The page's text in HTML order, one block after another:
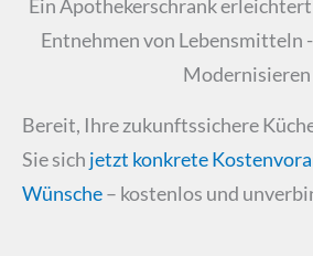
Ein Apothekerschrank
Entnehmen von Lebensmitteln
Modernisieren
Bereit, Ihre zukunftssichere
Sie sich jetzt konkrete
Wünsche– kostenlos und